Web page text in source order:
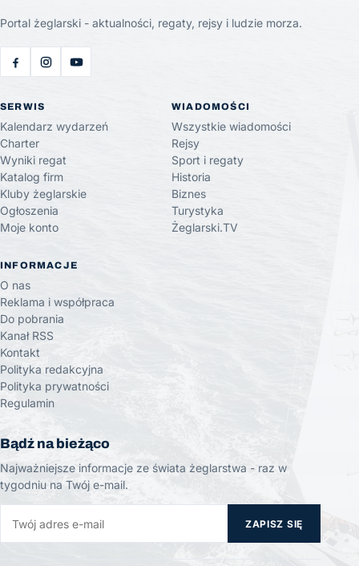
Portal żeglarski - aktualności, regaty, rejsy i ludzie morza.
SERWIS
Kalendarz wydarzeń
Charter
Wyniki regat
Katalog firm
Kluby żeglarskie
Ogłoszenia
Moje konto
WIADOMOŚCI
Wszystkie wiadomości
Rejsy
Sport i regaty
Historia
Biznes
Turystyka
Żeglarski.TV
INFORMACJE
O nas
Reklama i współpraca
Do pobrania
Kanał RSS
Kontakt
Polityka redakcyjna
Polityka prywatności
Regulamin
Bądź na bieżąco
Najważniejsze informacje ze świata żeglarstwa - raz w
tygodniu na Twój e-mail.
ZAPISZ SIĘ